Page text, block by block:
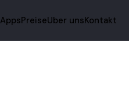
AppsPreiseUber unsKontakt